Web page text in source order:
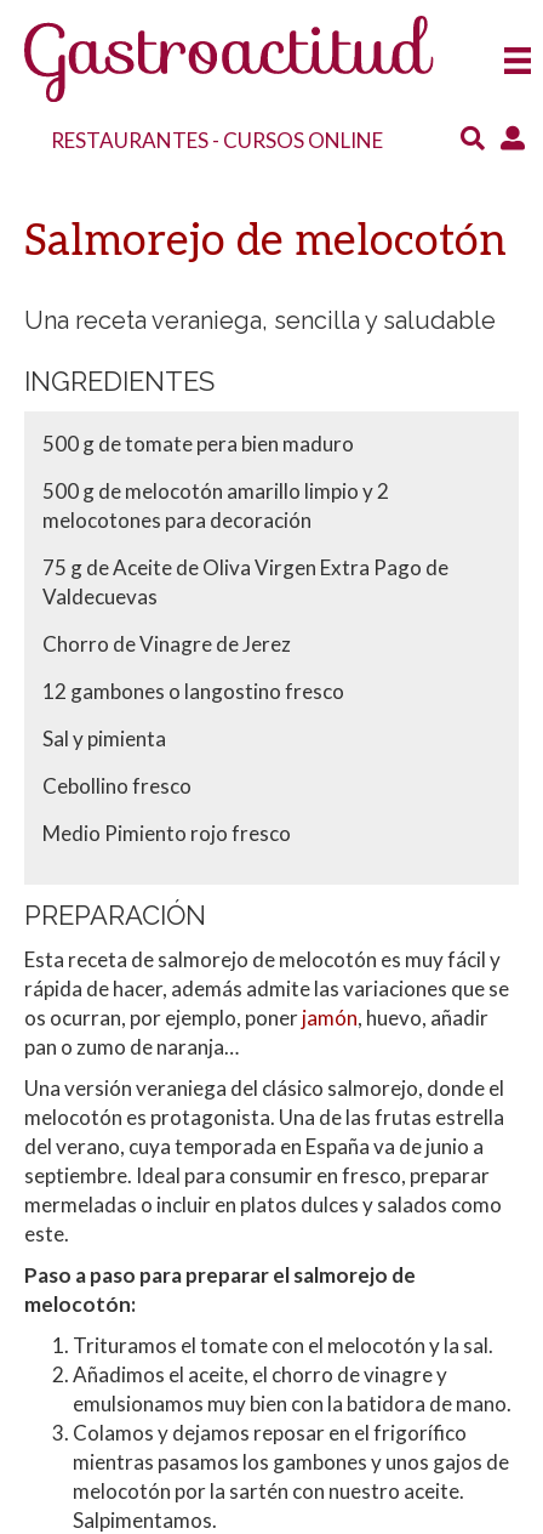
RESTAURANTES- CURSOS ONLINE
Salmorejo de melocotón
Una receta veraniega, sencilla y saludable
INGREDIENTES
500 g de tomate pera bien maduro
500 g de melocotón amarillo limpio y 2
melocotones para decoración
75 g de Aceite de Oliva Virgen Extra Pago de
Valdecuevas
Chorro de Vinagre de Jerez
12 gambones o langostino fresco
Sal y pimienta
Cebollino fresco
Medio Pimiento rojo fresco
PREPARACIÓN
Esta receta de salmorejo de melocotón es muy fácil y
rápida de hacer, además admite las variaciones que se
os ocurran, por ejemplo, ponerjamón, huevo, añadir
pan o zumo de naranja…
Una versión veraniega del clásico salmorejo, donde el
melocotón es protagonista. Una de las frutas estrella
del verano, cuya temporada en España va de junio a
septiembre. Ideal para consumir en fresco, preparar
mermeladas o incluir en platos dulces y salados como
este.
Paso a paso para preparar el salmorejo de
melocotón:
Trituramos el tomate con el melocotón y la sal.
Añadimos el aceite, el chorro de vinagre y
emulsionamos muy bien con la batidora de mano.
Colamos y dejamos reposar en el frigorífico
mientras pasamos los gambones y unos gajos de
melocotón por la sartén con nuestro aceite.
Salpimentamos.